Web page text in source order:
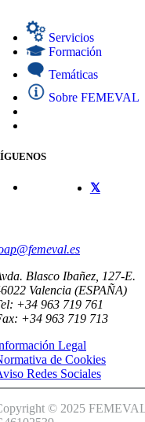
Servicios
Formación
Temáticas
Sobre FEMEVAL
Blasco Ibañez, 127-E.
Valencia (ESPAÑA)
+34 963 719 761
+34 963 719 713
Legal
de Cookies
Redes Sociales
© 2025 FEMEVAL